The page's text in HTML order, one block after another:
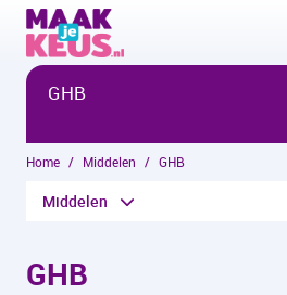
Overslaan en naar hoofdinhoud gaan
GHB
Home Middelen GHB
Middelen
GHB